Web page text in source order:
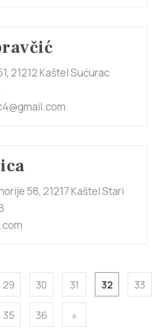
21212 Kaštel Sućurac
58, 21217 Kaštel Stari
29 30 31 32 33
35 36 »